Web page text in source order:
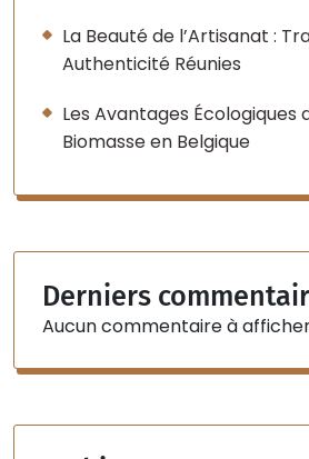
La Beauté de l’Artisanat :
Authenticité Réunies
Les Avantages Écologiques
Biomasse en Belgique
Derniers
Aucun commentaire à